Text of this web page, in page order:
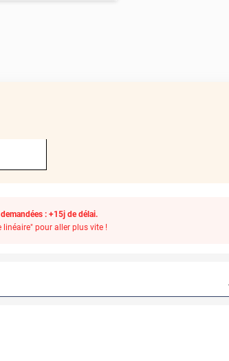
: +15j de délai.
pour aller plus vite !